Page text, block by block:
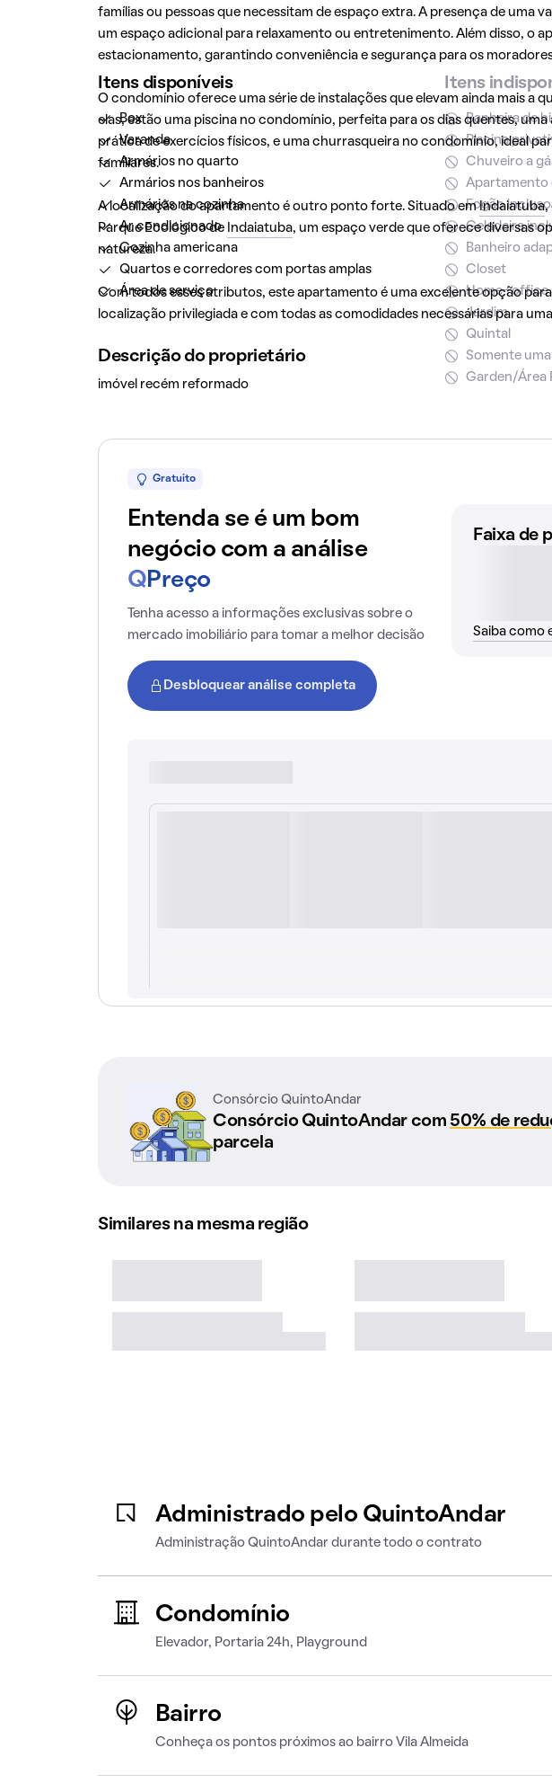
famílias ou pessoas que necessitam de espaço extra. A presença de uma
um espaço adicional para relaxamento ou entretenimento. Além disso, o
estacionamento, garantindo conveniência e segurança para os
O condomínio oferece uma série de instalações que elevam ainda mais a
elas, estão uma piscina no condomínio, perfeita para os dias quentes,
prática de exercícios físicos, e uma churrasqueira no condomínio, ideal
familiares.
A localização do apartamento é outro ponto forte. Situado emIndaiatuba,
Parque Ecológico de Indaiatuba, um espaço verde que oferece diversas
natureza.
Com todos esses atributos, este apartamento é uma excelente opção
localização privilegiada e com todas as comodidades necessárias para
Descrição do proprietário
imóvel recém reformado
Itens disponíveis
Box
Varanda
Armários no quarto
Armários nos banheiros
Armários na cozinha
Ar condicionado
Cozinha americana
Quartos e corredores com portas amplas
Área de serviço
Itens
Banheira de
Piscina
Chuveiro a
Apartamento
Fogão incluso
Geladeira
Banheiro
Closet
Home-office
Jardim
Quintal
Somente
Garden/Área
Gratuito
Entenda se é um bom
negócio com a análise
Q Preço
Tenha acesso a informações exclusivas sobre o
mercado imobiliário para tomar a melhor decisão
Desbloquear análise completa
Faixa de
Saiba como
Consórcio QuintoAndar
Consórcio QuintoAndar com 50% de
parcela
Similares na mesma região
Administrado pelo QuintoAndar
Administração QuintoAndar durante todo o contrato
Condomínio
Elevador, Portaria 24h, Playground
Bairro
Conheça os pontos próximos ao bairro Vila Almeida